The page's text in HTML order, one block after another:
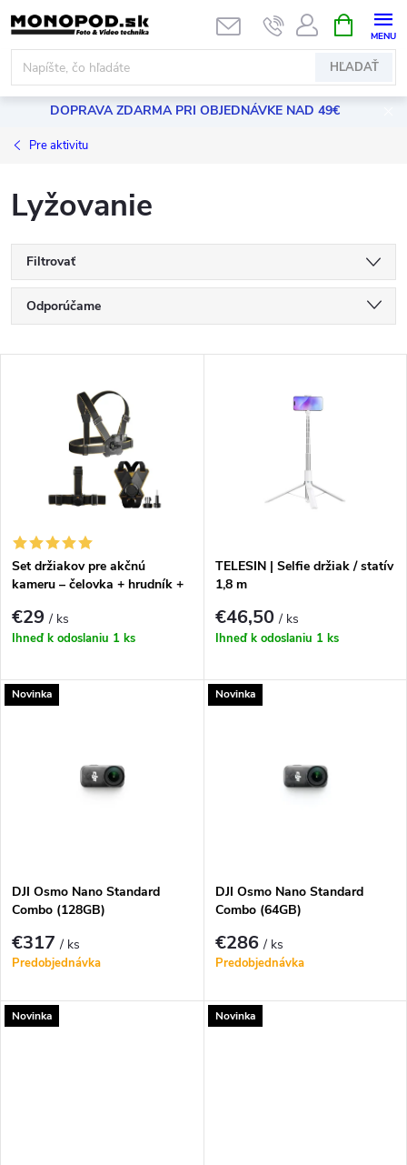
Prejsť
na
obsah
HĽADAŤ
KOŠÍK
DOPRAVA ZDARMA PRI OBJEDNÁVKE NAD 49€
Pre aktivitu
Lyžovanie
Filtrovať
R
a
i
e
p
r
o
t
o
v
Odporúčame
Najpredávanejšie
Abecedne
s
p
r
o
t
o
v
Set držiakov pre akčnú
kameru – čelovka + hrudník +
€29/ ks
Ihneď k odoslaniu 1 ks
TELESIN | Selfie držiak / statív
1,8 m
€46,50/ ks
Ihneď k odoslaniu 1 ks
Novinka
DJI Osmo Nano Standard
Combo (128GB)
€317/ ks
Predobjednávka
Novinka
DJI Osmo Nano Standard
Combo (64GB)
€286/ ks
Predobjednávka
Novinka Novinka